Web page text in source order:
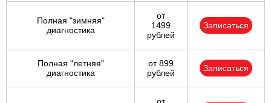
Полная "зимняя"
диагностика
от
1499
рублей
Записаться
Полная "летняя"
диагностика
от 899
рублей
Записаться